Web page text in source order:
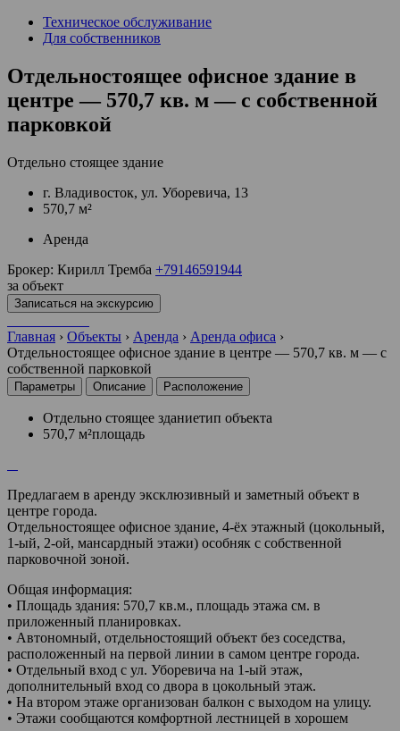
Техническое обслуживание
Для собственников
Отдельностоящее офисное здание в
центре — 570,7 кв. м — с собственной
парковкой
Отдельно стоящее здание
г. Владивосток, ул. Уборевича, 13
570,7 м²
Аренда
Брокер: Кирилл Тремба +79146591944
за объект
Записаться на экскурсию
Главная › Объекты › Аренда › Аренда офиса ›
Отдельностоящее офисное здание в центре — 570,7 кв. м — с
собственной парковкой
Параметры Описание Расположение
Отдельно стоящее зданиетип объекта
570,7 м²площадь
Предлагаем в аренду эксклюзивный и заметный объект в
центре города.
Отдельностоящее офисное здание, 4-ёх этажный (цокольный,
1-ый, 2-ой, мансардный этажи) особняк с собственной
парковочной зоной.
Общая информация:
• Площадь здания: 570,7 кв.м., площадь этажа см. в
приложенный планировках.
• Автономный, отдельностоящий объект без соседства,
расположенный на первой линии в самом центре города.
• Отдельный вход с ул. Уборевича на 1-ый этаж,
дополнительный вход со двора в цокольный этаж.
• На втором этаже организован балкон с выходом на улицу.
• Этажи сообщаются комфортной лестницей в хорошем